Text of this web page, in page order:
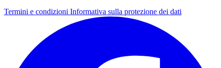
Termini e condizioni Informativa sulla protezione dei dati